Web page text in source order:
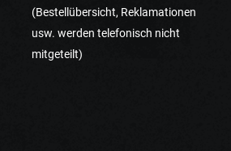
(Bestellübersicht, Reklamationen
usw. werden telefonisch nicht
mitgeteilt)